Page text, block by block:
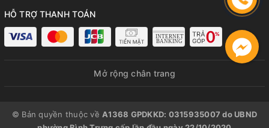
HỖ TRỢ THANH TOÁN
Mở rộng chân trang
© Bản quyền thuộc về A1368 GPDKKD: 0315935007 do UBND